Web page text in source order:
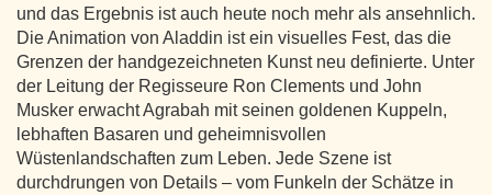
und das Ergebnis ist auch heute noch mehr als ansehnlich.
Die Animation von Aladdin ist ein visuelles Fest, das die
Grenzen der handgezeichneten Kunst neu definierte. Unter
der Leitung der Regisseure Ron Clements und John
Musker erwacht Agrabah mit seinen goldenen Kuppeln,
lebhaften Basaren und geheimnisvollen
Wüstenlandschaften zum Leben. Jede Szene ist
durchdrungen von Details – vom Funkeln der Schätze in